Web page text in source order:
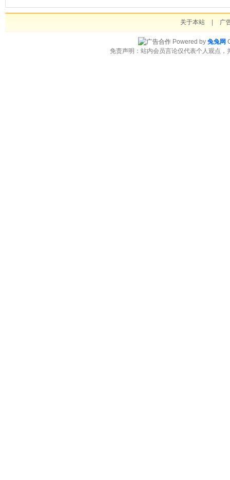
关于本站 广
Powered by 兔兔网
免责声明：站内会员言论仅代表个人观点